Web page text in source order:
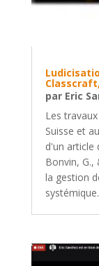
par Eric
Les
Suisse et
d'un article
Bonvin, G.,
la gestion